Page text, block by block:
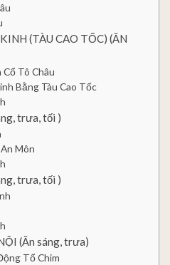
(TÀU CAO TỐC) (ĂN
Tô Châu
Bằng Tàu Cao Tốc
trưa, tối )
Môn
trưa, tối )
(Ăn sáng, trưa)
Tổ Chim